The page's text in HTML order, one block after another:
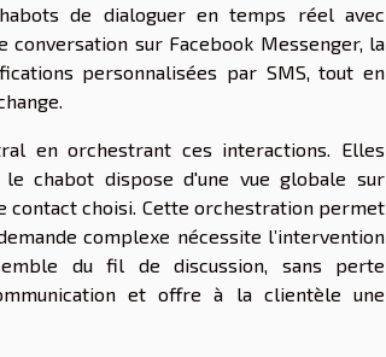
de dialoguer en temps réel avec
sur Facebook Messenger, la
personnalisées par SMS, tout en
en orchestrant ces interactions. Elles
chabot dispose d'une vue globale sur
contact choisi. Cette orchestration permet
complexe nécessite l’intervention
du fil de discussion, sans perte
et offre à la clientèle une